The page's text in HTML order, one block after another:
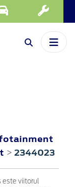
> 2344023
este viitorul